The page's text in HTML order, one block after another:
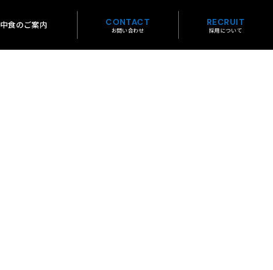
中食のご案内 CONTACT
お問い合わせ
RECRUIT
採用について